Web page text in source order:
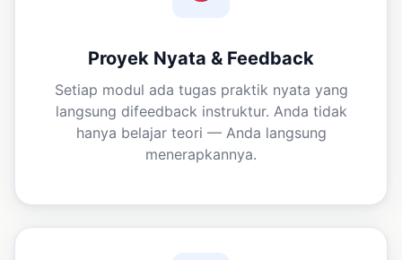
Proyek Nyata & Feedback
Setiap modul ada tugas praktik nyata yang
langsung difeedback instruktur. Anda tidak
hanya belajar teori — Anda langsung
menerapkannya.